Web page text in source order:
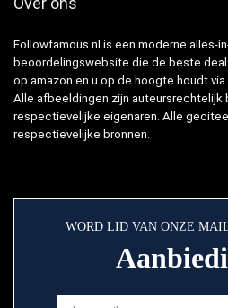
Followfamous.nl is een moderne alles-
beoordelingswebsite die de beste
op amazon en u op de hoogte houdt
Alle afbeeldingen zijn auteursrechtelijk
respectievelijke eigenaren. Alle
respectievelijke bronnen.
WORD LID VAN ONZE